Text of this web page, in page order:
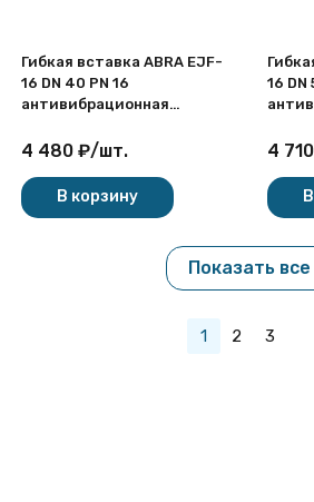
Гибкая вставка ABRA EJF-
16 DN 40 PN 16
антивибрационная
4 480 ₽/шт.
В корзину
16 DN
4 710
Показать все
1 2 3